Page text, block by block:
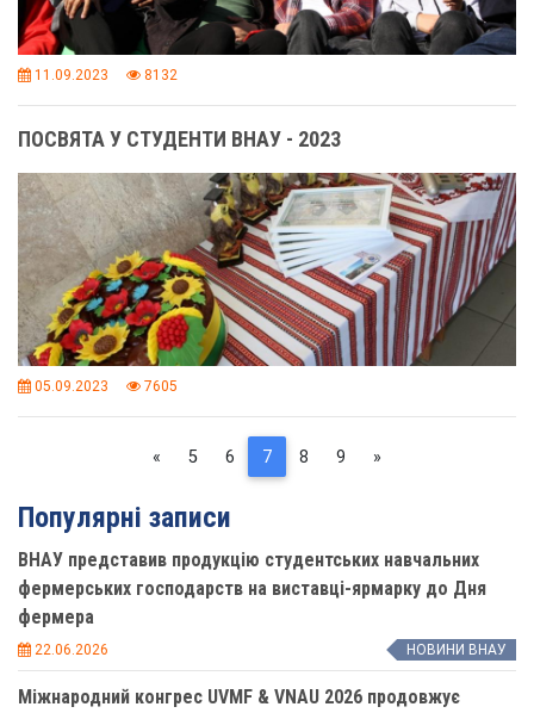
11.09.2023 8132
ПОСВЯТА У СТУДЕНТИ ВНАУ - 2023
05.09.2023 7605
« Previous
5 6 7(current)
8 9 »
Популярні записи
ВНАУ представив продукцію студентських навчальних
фермерських господарств на виставці-ярмарку до Дня
фермера
22.06.2026 НОВИНИ ВНАУ
Міжнародний конгрес UVMF & VNAU 2026 продовжує